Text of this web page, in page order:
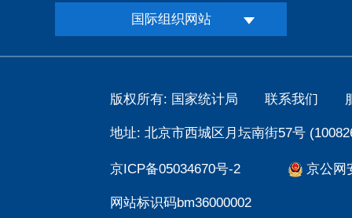
国际组织网站
版权所有: 国家统计局 联系我们
地址: 北京市西城区月坛南街57号
京ICP备05034670号-2 京公网
网站标识码bm36000002